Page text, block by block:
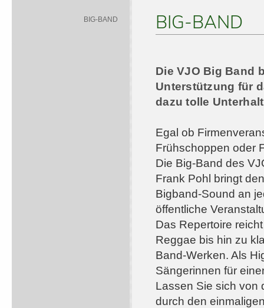
BIG-BAND BIG-BAND
Die VJO Big Band
Unterstützung für
dazu tolle
Egal ob
Frühschoppen oder
Die Big-Band des
Frank Pohl bringt
Bigband-Sound an
öffentliche
Das Repertoire
Reggae bis hin zu
Band-Werken. Als
Sängerinnen für
Lassen Sie sich von
durch den